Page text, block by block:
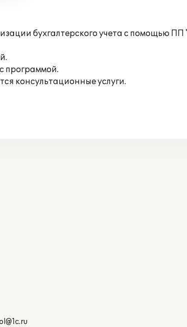
бухгалтерского учета с помощью ПП
программой.
консультационные услуги.